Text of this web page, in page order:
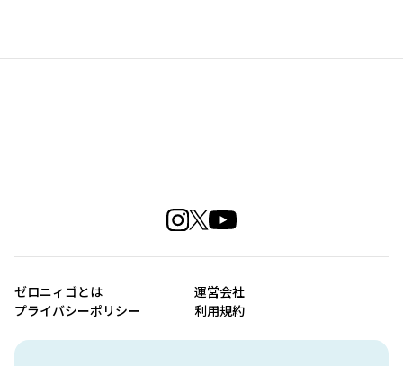
ゼロニィゴとは
運営会社
プライバシーポリシー
利用規約